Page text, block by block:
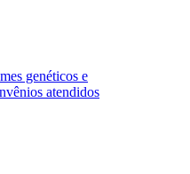
genéticos e
atendidos